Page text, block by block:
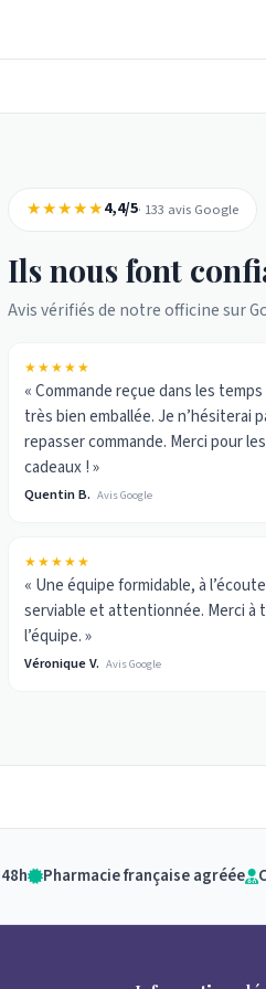
★★★★★4,4/5· 133 avis Google
Ils nous font
Avis vérifiés de notre officine sur
★★★★★
« Commande reçue dans les
très bien emballée. Je n’hésiterai
repasser commande. Merci pour
cadeaux ! »
Quentin B. Avis Google
★★★★★
« Une équipe formidable, à
serviable et attentionnée. Merci à
l’équipe. »
Véronique V. Avis Google
Pharmacie française agréée